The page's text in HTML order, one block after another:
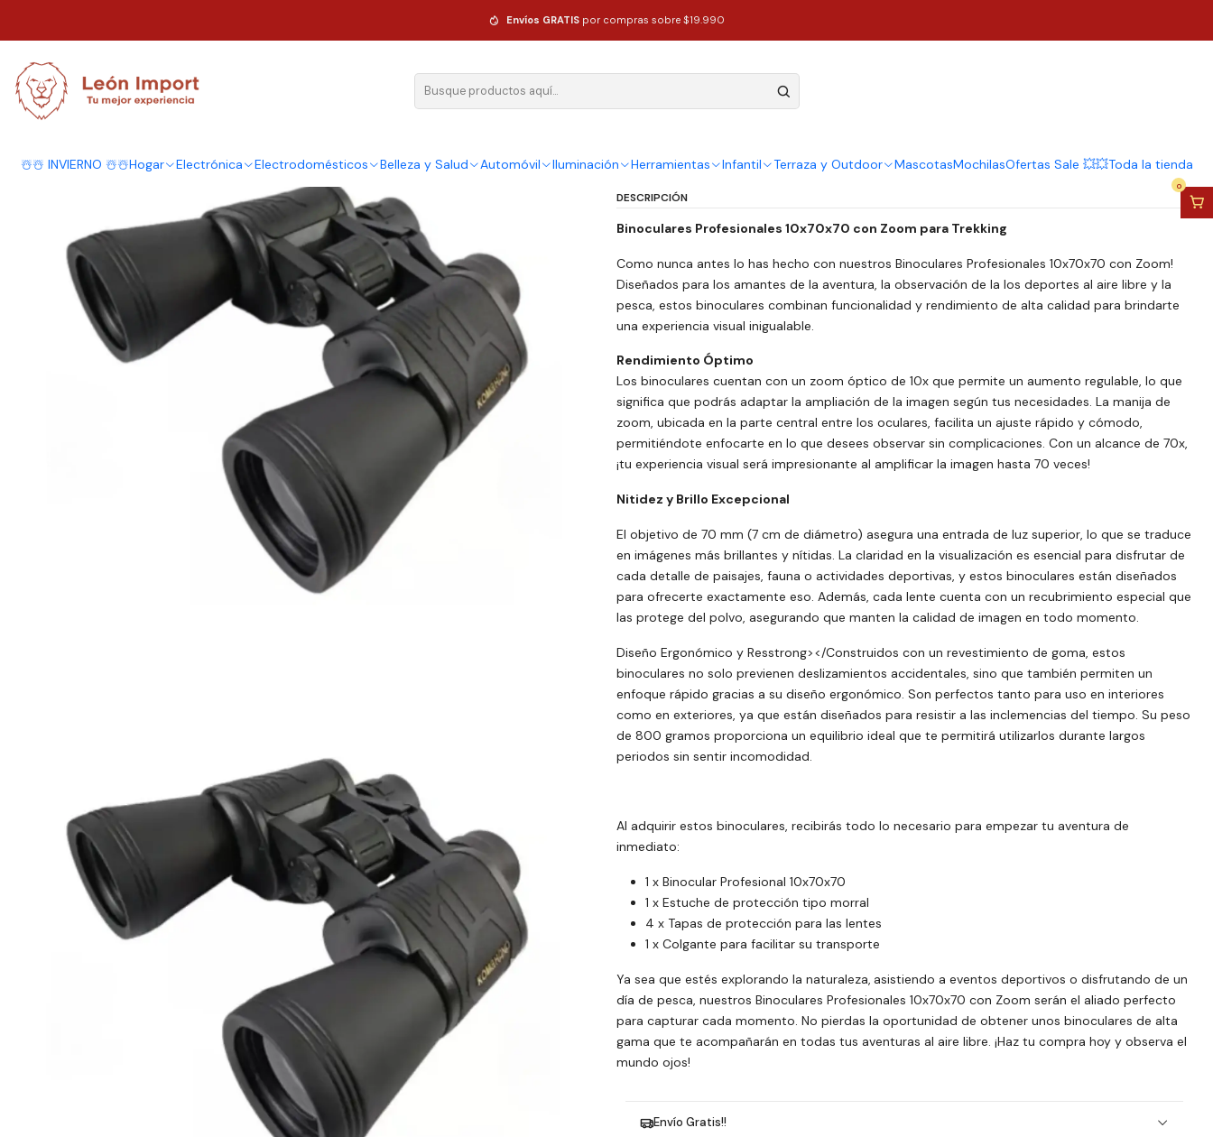
☃️☃️ INVIERNO ☃️☃️Hogar Electrónica Electrodomésticos Belleza y Salud Automóvil Iluminación Herramientas Infantil Terraza y Outdoor MascotasMochilasOfertas Sale 💥💥Toda la tienda
0
Envíos GRATIS por compras sobre $19.990
Binoculares Profesionales 10x70x70 con Zoom para Trekking
| Binoculares Profesionales 10x70x70
con Zoom para Trekking
Cantidad
Agregar al Carro Comprar ahora
DESCRIPCIÓN
Binoculares Profesionales 10x70x70 con Zoom para Trekking
Como nunca antes lo has hecho con nuestros Binoculares Profesionales 10x70x70 con Zoom!
Diseñados para los amantes de la aventura, la observación de la los deportes al aire libre y la
pesca, estos binoculares combinan funcionalidad y rendimiento de alta calidad para brindarte
una experiencia visual inigualable.
Rendimiento Óptimo
Los binoculares cuentan con un zoom óptico de 10x que permite un aumento regulable, lo que
significa que podrás adaptar la ampliación de la imagen según tus necesidades. La manija de
zoom, ubicada en la parte central entre los oculares, facilita un ajuste rápido y cómodo,
permitiéndote enfocarte en lo que desees observar sin complicaciones. Con un alcance de 70x,
¡tu experiencia visual será impresionante al amplificar la imagen hasta 70 veces!
Nitidez y Brillo Excepcional
El objetivo de 70 mm (7 cm de diámetro) asegura una entrada de luz superior, lo que se traduce
en imágenes más brillantes y nítidas. La claridad en la visualización es esencial para disfrutar de
cada detalle de paisajes, fauna o actividades deportivas, y estos binoculares están diseñados
para ofrecerte exactamente eso. Además, cada lente cuenta con un recubrimiento especial que
las protege del polvo, asegurando que manten la calidad de imagen en todo momento.
Diseño Ergonómico y Resstrong></Construidos con un revestimiento de goma, estos
binoculares no solo previenen deslizamientos accidentales, sino que también permiten un
enfoque rápido gracias a su diseño ergonómico. Son perfectos tanto para uso en interiores
como en exteriores, ya que están diseñados para resistir a las inclemencias del tiempo. Su peso
de 800 gramos proporciona un equilibrio ideal que te permitirá utilizarlos durante largos
periodos sin sentir incomodidad.
Al adquirir estos binoculares, recibirás todo lo necesario para empezar tu aventura de
inmediato:
1 x Binocular Profesional 10x70x70
1 x Estuche de protección tipo morral
4 x Tapas de protección para las lentes
1 x Colgante para facilitar su transporte
Ya sea que estés explorando la naturaleza, asistiendo a eventos deportivos o disfrutando de un
día de pesca, nuestros Binoculares Profesionales 10x70x70 con Zoom serán el aliado perfecto
para capturar cada momento. No pierdas la oportunidad de obtener unos binoculares de alta
gama que te acompañarán en todas tus aventuras al aire libre. ¡Haz tu compra hoy y observa el
mundo ojos!
Envío Gratis!!